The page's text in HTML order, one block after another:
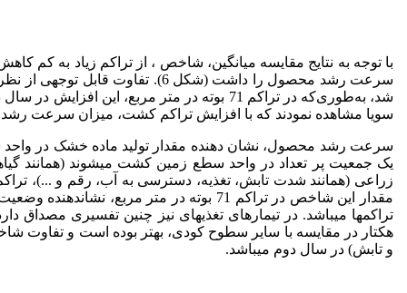
شد، به‌طوری‌که در تراکم 71 بوته در متر مربع، این افزایش در سال دوم نسبت به سال اول حدود 85/45 درصد بود. Ball
سویا مشاهده ­نمودند که با افزایش تراکم کشت، میزان سرعت
سرعت رشد محصول، نشان دهنده مقدار تولید ماده خشک در واحد
یک جمعیت پر تعداد در واحد سطع زمین کشت می­شوند (همانند
زراعی (همانند شدت تابش، تغذیه، دسترسی به آب، رقم و ...)،
مقدار این شاخص در تراکم 71 بوته در متر
هکتار در مقایسه با سایر سطوح کودی، بهتر بوده ­است و تفاوت
و تابش) در سال دوم می­باشد.